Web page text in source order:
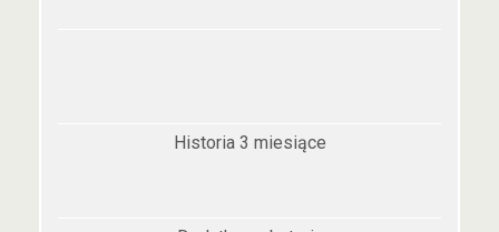
Historia 3 miesiące